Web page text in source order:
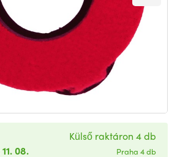
11. 08.
Külső raktáron 4 db
Praha 4 db